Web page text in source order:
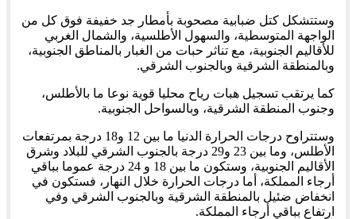
وستتشكل كتل ضبابية مصحوبة بأمطار جد خفيفة فوق كل من
الواجهة المتوسطية، والسهول الأطلسية، والشمال الغربي
للأقاليم الجنوبية، مع تناثر حبات من الغبار بالمناطق الجنوبية،
وبالمنطقة الشرقية وبالجنوب الشرقي.
كما يرتقب تسجيل هبات رياح محليا قوية نوعا ما بالأطلس،
وجنوب المنطقة الشرقية، وبالسواحل الجنوبية.
وستتراوح درجات الحرارة الدنيا ما بين 12 و18 درجة بمرتفعات
الأطلس، وما بين 23 و29 درجة بالجنوب الشرقي للبلاد وشرق
الأقاليم الجنوبية، وستكون ما بين 18 و 24 درجة عموما بباقي
أرجاء المملكة، أما درجات الحرارة خلال النهار، فستكون في
انخفاض ضئيل بالمنطقة الشرقية وبالجنوب الشرقي وفي
ارتفاع بباقي أرجاء المملكة.